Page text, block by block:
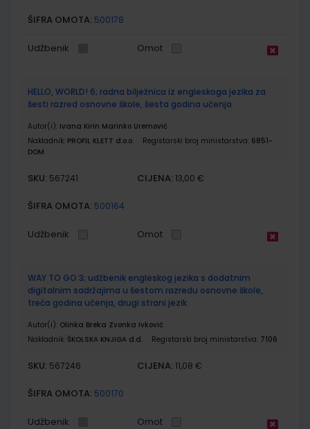
ŠIFRA OMOTA: 500178
Udžbenik Omot
HELLO, WORLD! 6; radna bilježnica iz engleskoga jezika za
šesti razred osnovne škole, šesta godina učenja
Autor(i): Ivana Kirin Marinko Uremović
Nakladnik: PROFIL KLETT d.o.o. Registarski broj ministarstva: 6851-
DOM
SKU: 567241 CIJENA: 13,00 €
ŠIFRA OMOTA: 500164
Udžbenik Omot
WAY TO GO 3; udžbenik engleskog jezika s dodatnim
digitalnim sadržajima u šestom razredu osnovne škole,
treća godina učenja, drugi strani jezik
Autor(i): Olinka Breka Zvonka Ivković
Nakladnik: ŠKOLSKA KNJIGA d.d. Registarski broj ministarstva: 7106
SKU: 567246 CIJENA: 11,08 €
ŠIFRA OMOTA: 500170
Udžbenik Omot